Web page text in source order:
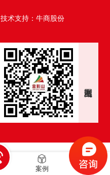
技术支持：牛商股份
案例 我们